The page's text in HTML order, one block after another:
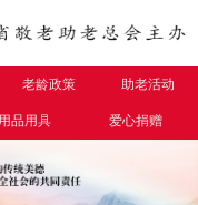
老龄政策 助老活动
品用具 爱心捐赠